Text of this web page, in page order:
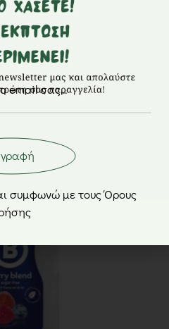
Φρούτα του δάσους
σκόνη 1.5L – 9gr
€
συμφωνώ με τους Όρους